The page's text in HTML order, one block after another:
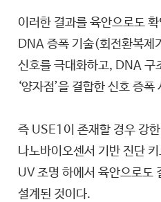
이러한 결과를 육안으로도
DNA 증폭 기술(회전환복제
신호를 극대화하고, DNA 구
‘양자점’을 결합한 신호 증
즉 USE1이 존재할 경우 강
나노바이오센서 기반 진단
UV 조명 하에서 육안으로도
설계된 것이다.